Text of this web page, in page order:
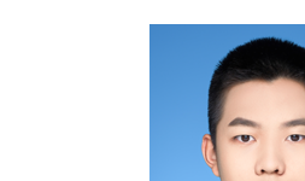
北京宣传文化引导基金